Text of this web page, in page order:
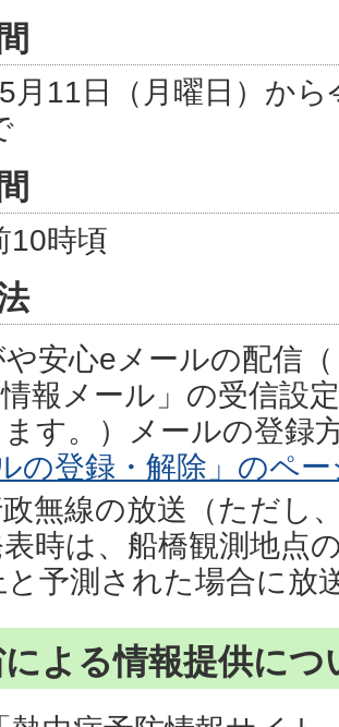
月11日（月曜日）か
10時頃
安心eメールの配信
報メール」の受信設
す。）メールの登録
の登録・解除」のペー
無線の放送（ただし
表時は、船橋観測地点
と予測された場合に放
よる情報提供につ